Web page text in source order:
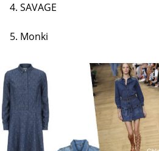
4. SAVAGE
5. Monki